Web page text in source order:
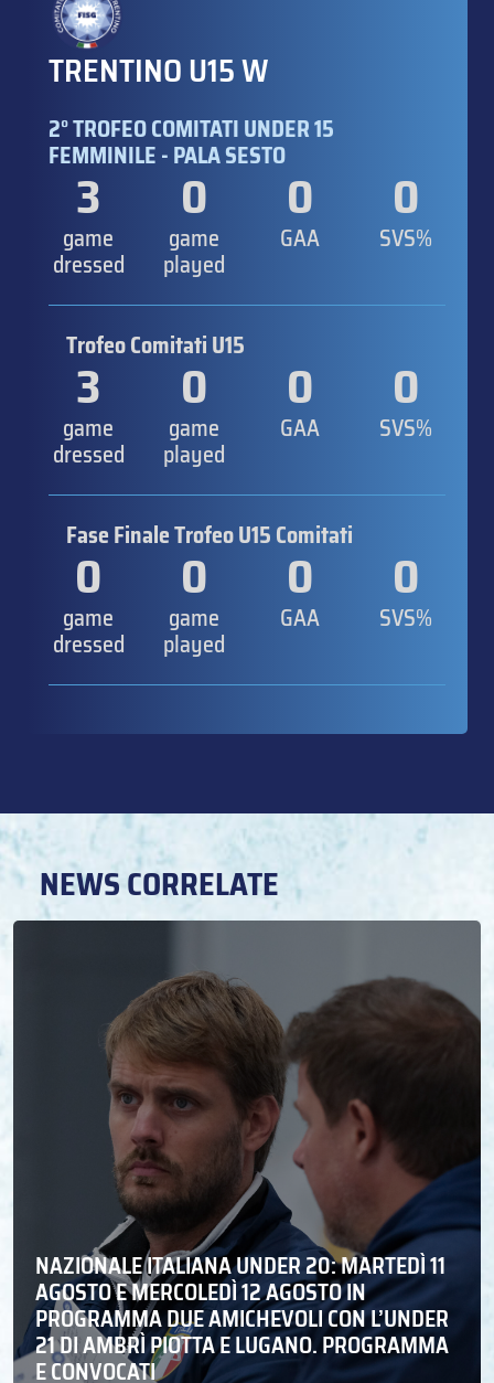
TRENTINO U15 W
2° TROFEO COMITATI UNDER 15
FEMMINILE - PALA SESTO
3
game
dressed
0
game
played
0
GAA
0
SVS%
Trofeo Comitati U15
3
game
dressed
0
game
played
0
GAA
0
SVS%
Fase Finale Trofeo U15 Comitati
0
game
dressed
0
game
played
0
GAA
0
SVS%
NEWS CORRELATE
NAZIONALE ITALIANA UNDER 20: MARTEDÌ 11
AGOSTO E MERCOLEDÌ 12 AGOSTO IN
PROGRAMMA DUE AMICHEVOLI CON L’UNDER
21 DI AMBRÌ PIOTTA E LUGANO. PROGRAMMA
E CONVOCATI